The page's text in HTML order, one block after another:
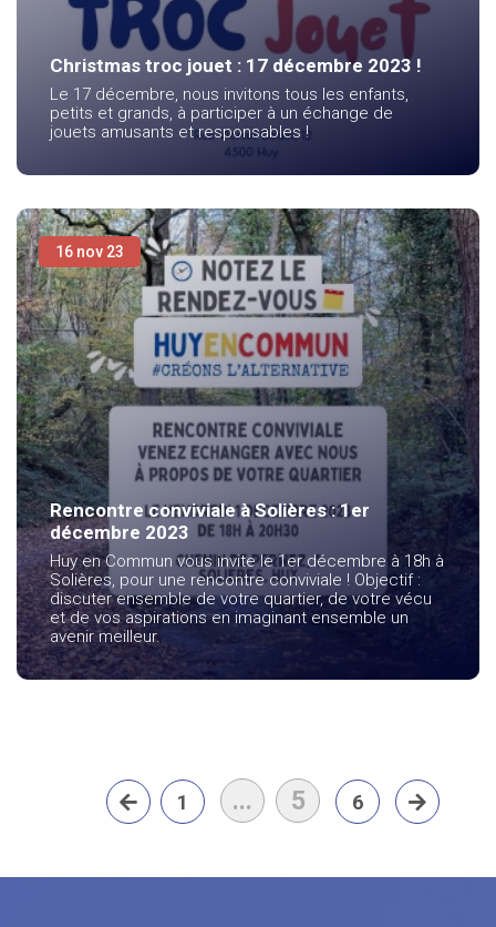
Christmas troc jouet : 17 décembre 2023 !
Le 17 décembre, nous invitons tous les enfants,
petits et grands, à participer à un échange de
jouets amusants et responsables !
16 nov 23
Rencontre conviviale à Solières : 1er
décembre 2023
Huy en Commun vous invite le 1er décembre à 18h à
Solières, pour une rencontre conviviale ! Objectif :
discuter ensemble de votre quartier, de votre vécu
et de vos aspirations en imaginant ensemble un
avenir meilleur.
1 ... 5 6